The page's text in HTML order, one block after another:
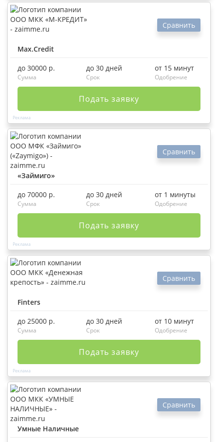
Max.Credit
Сравнить
до 30000 р.
Сумма
до 30 дней
Срок
от 15 минут
Одобрение
Подать заявку
«Займиго»
Сравнить
до 70000 р.
Сумма
до 30 дней
Срок
от 1 минуты
Одобрение
Подать заявку
Finters
Сравнить
до 25000 р.
Сумма
до 30 дней
Срок
от 10 минут
Одобрение
Подать заявку
Умные Наличные
Сравнить